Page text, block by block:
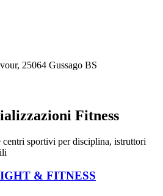
25064 Gussago BS
Fitness
centri sportivi per disciplina, istruttori
& FITNESS